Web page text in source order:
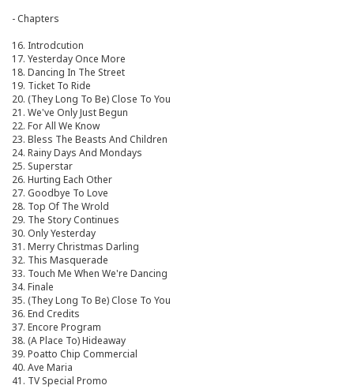
- Chapters
16. Introdcution
17. Yesterday Once More
18. Dancing In The Street
19. Ticket To Ride
20. (They Long To Be) Close To You
21. We've Only Just Begun
22. For All We Know
23. Bless The Beasts And Children
24. Rainy Days And Mondays
25. Superstar
26. Hurting Each Other
27. Goodbye To Love
28. Top Of The Wrold
29. The Story Continues
30. Only Yesterday
31. Merry Christmas Darling
32. This Masquerade
33. Touch Me When We're Dancing
34. Finale
35. (They Long To Be) Close To You
36. End Credits
37. Encore Program
38. (A Place To) Hideaway
39. Poatto Chip Commercial
40. Ave Maria
41. TV Special Promo